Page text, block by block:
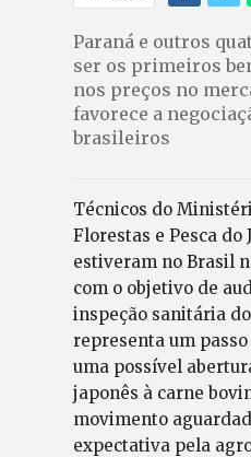
Paraná e outros
ser os primeiros
nos preços no
favorece a
brasileiros
Técnicos do
Florestas e Pesca do
estiveram no Brasil
com o objetivo de
inspeção sanitária
representa um
uma possível
japonês à carne
movimento
expectativa pela